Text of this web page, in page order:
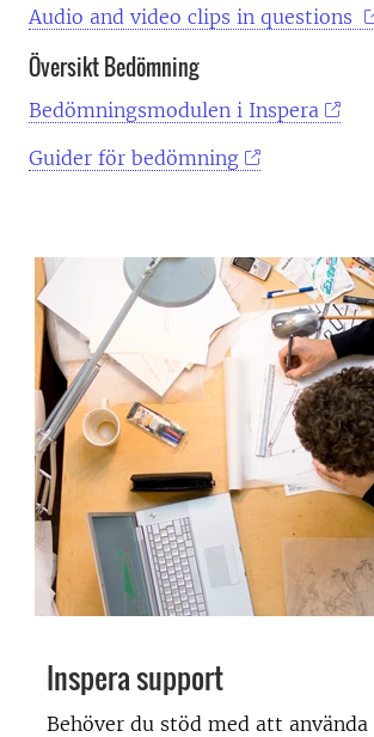
Audio and video clips in questions
Översikt Bedömning
Bedömningsmodulen i Inspera
Guider för bedömning
Inspera support
Behöver du stöd med att använda